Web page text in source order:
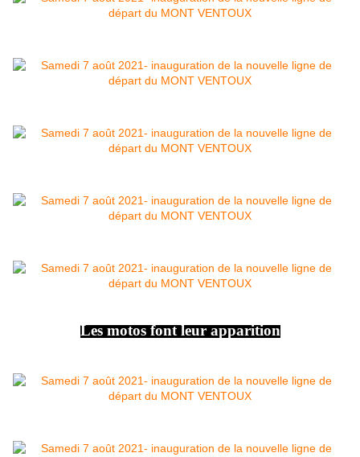
Les motos font leur apparition